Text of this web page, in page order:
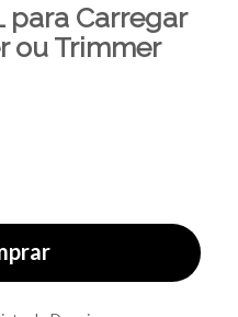
para Carregar
ou Trimmer